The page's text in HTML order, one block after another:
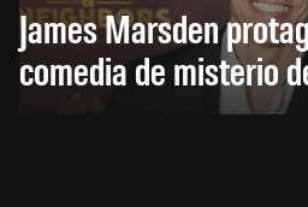
James Marsden
comedia de misterio